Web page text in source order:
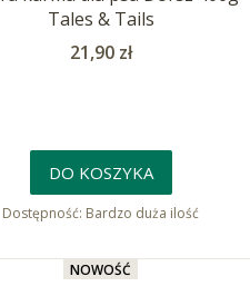
Tales & Tails
Cena
21,90 zł
DO KOSZYKA
Dostępność: Bardzo duża ilość
NOWOŚĆ